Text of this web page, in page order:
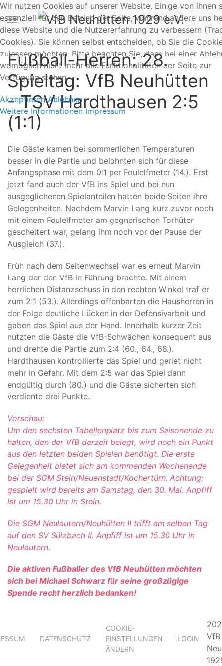
Fußball-Herren: 28.
Spieltag: VfB Neuhütten
- TSV Hardthausen 2:5
(1:1)
Die Gäste kamen bei sommerlichen Temperaturen
besser in die Partie und belohnten sich für diese
Anfangsphase mit dem 0:1 per Foulelfmeter (14.). Erst
jetzt fand auch der VfB ins Spiel und bei nun
ausgeglichenen Spielanteilen hatten beide Seiten ihre
Gelegenheiten. Nachdem Marvin Lang kurz zuvor noch
mit einem Foulelfmeter am gegnerischen Torhüter
gescheitert war, gelang ihm noch vor der Pause der
Ausgleich (37.).
Früh nach dem Seitenwechsel war es erneut Marvin
Lang der den VfB in Führung brachte. Mit einem
herrlichen Distanzschuss in den rechten Winkel traf er
zum 2:1 (53.). Allerdings offenbarten die Hausherren in
der Folge deutliche Lücken in der Defensivarbeit und
gaben das Spiel aus der Hand. Innerhalb kurzer Zeit
nutzten die Gäste die VfB-Schwächen konsequent aus
und drehte die Partie zum 2:4 (60., 64., 68.).
Hardthausen kontrollierte das Spiel und geriet nicht
mehr in Gefahr. Mit dem 2:5 war das Spiel dann
endgültig durch (80.) und die Gäste sicherten sich
verdiente drei Punkte.
Vorschau:
Um den sechsten Tabellenplatz bis zum Saisonende zu
halten, den der VfB derzeit belegt, wird noch ein Punkt
aus den letzten beiden Spielen benötigt. Die erste
Gelegenheit bietet sich am kommenden Wochenende
bei der SGM Stein/Neuenstadt/Kochertürn. Achtung:
gespielt wird bereits am Samstag, den 30. Mai. Anpfiff
ist um 15.30 Uhr in Stein.
Die SGM Neulautern/Neuhütten II trifft am selben Tag
auf den SV Sülzbach II. Anpfiff ist um 15.30 Uhr in
Neulautern.
Die aktiven Fußballer des VfB Neuhütten möchten
sich bei Michael Schwarz für seine großzügige
Spende recht herzlich bedanken!
DATENSCHUTZ
COOKIE-
EINSTELLUNGEN
ÄNDERN
LOGIN
VfB
Wir nutzen Cookies auf unserer Website. Einige von ihnen
essenziell für den Betrieb der Seite, während andere uns
diese Website und die Nutzererfahrung zu verbessern
Cookies). Sie können selbst entscheiden, ob Sie die
zulassen möchten. Bitte beachten Sie, dass bei einer
womöglich nicht mehr alle Funktionalitäten der Seite zur
Verfügung stehen.
Akzeptieren Ablehnen
Weitere Informationen Impressum